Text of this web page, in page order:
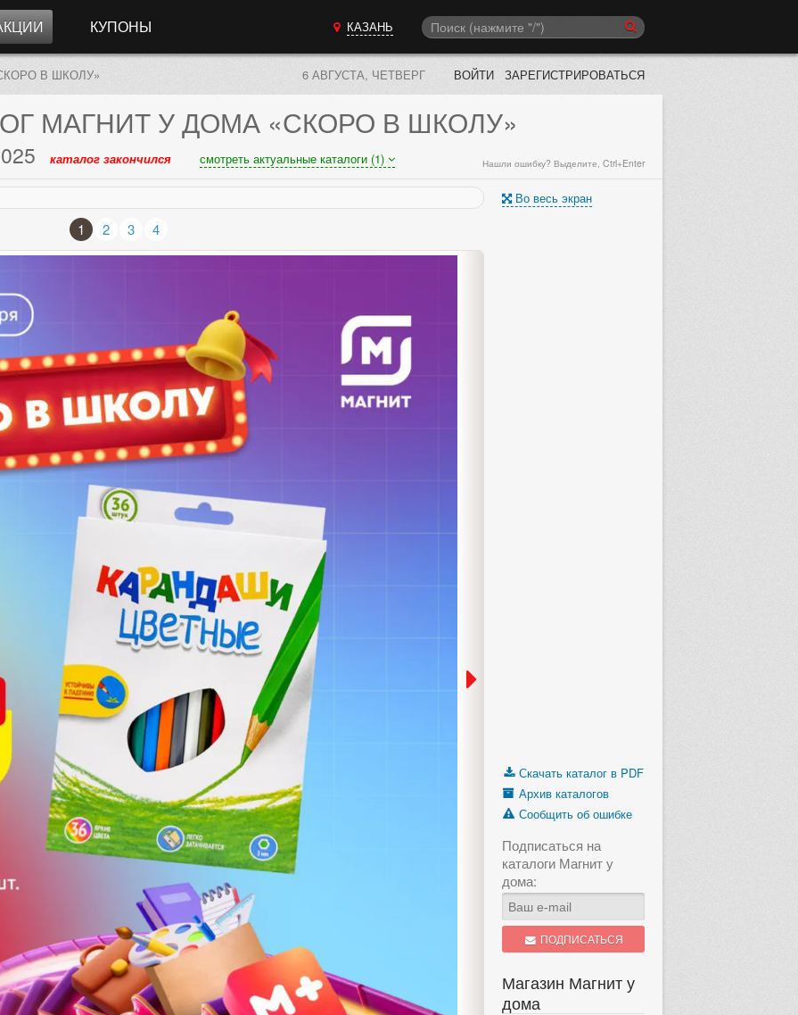
КУПОНЫ КАЗАНЬ
В ШКОЛУ» 6 АВГУСТА, ЧЕТВЕРГ ВОЙТИ ЗАРЕГИСТРИРОВАТЬСЯ
МАГНИТ У ДОМА «СКОРО В ШКОЛУ»
каталог закончился смотреть актуальные каталоги (1) Нашли ошибку? Выделите, Ctrl+Enter
Во весь экран
1 2 3 4
Скачать каталог в PDF
Архив каталогов
Сообщить об ошибке
Подписаться на
каталоги Магнит у
дома:
ПОДПИСАТЬСЯ
Магазин Магнит у
дома